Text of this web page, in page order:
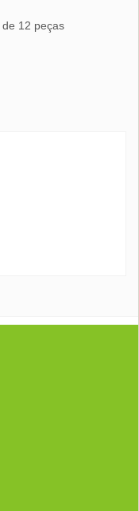
12 peças